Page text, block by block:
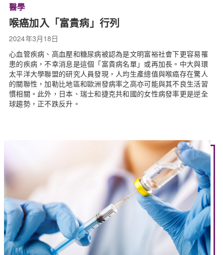
醫學
喉癌加入「富貴病」行列
2024年3月18日
心血管疾病、高血壓和糖尿病被認為是文明富裕社會下更容易罹
患的疾病，不幸消息是這個「富貴病名單」或再加長。中大與環
太平洋大學聯盟的研究人員發現，人均生產總值與喉癌存在驚人
的關聯性，加勒比地區和歐洲發病率之高亦可能與其不良生活習
慣相關。此外，日本、瑞士和捷克共和國的女性病發率更是逆全
球趨勢，正不跌反升。